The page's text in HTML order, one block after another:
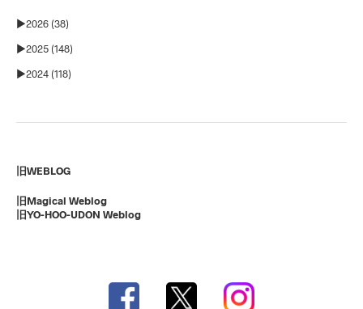
►2026 (38)
►2025 (148)
►2024 (118)
旧WEBLOG
旧Magical Weblog
旧YO-HOO-UDON Weblog